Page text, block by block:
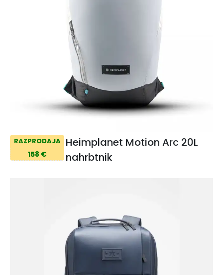
RAZPRODAJA
158 €
Heimplanet Motion Arc 20L
nahrbtnik